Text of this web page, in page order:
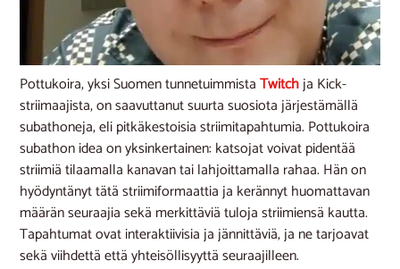
Pottukoira, yksi Suomen tunnetuimmistaTwitchja Kick-
striimaajista, on saavuttanut suurta suosiota järjestämällä
subathoneja, eli pitkäkestoisia striimitapahtumia. Pottukoira
subathon idea on yksinkertainen: katsojat voivat pidentää
striimiä tilaamalla kanavan tai lahjoittamalla rahaa. Hän on
hyödyntänyt tätä striimiformaattia ja kerännyt huomattavan
määrän seuraajia sekä merkittäviä tuloja striimiensä kautta.
Tapahtumat ovat interaktiivisia ja jännittäviä, ja ne tarjoavat
sekä viihdettä että yhteisöllisyyttä seuraajilleen.